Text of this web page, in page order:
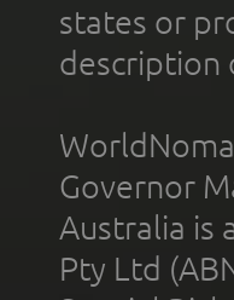
states or
description
Governor
Australia is
Pty Ltd